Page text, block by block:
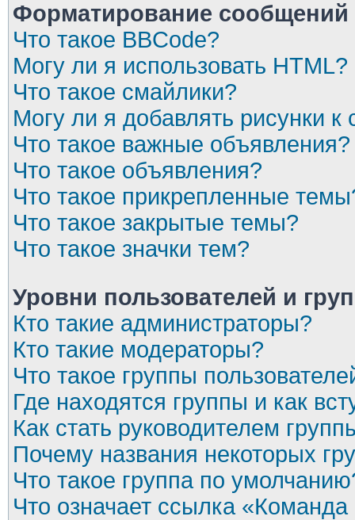
Форматирование
Что такое BBCode?
Могу ли я использовать HTML?
Что такое смайлики?
Могу ли я добавлять рисунки
Что такое важные объявления?
Что такое объявления?
Что такое прикрепленные
Что такое закрытые темы?
Что такое значки тем?
Уровни пользователей и
Кто такие администраторы?
Кто такие модераторы?
Что такое группы
Где находятся группы и как
Как стать руководителем
Почему названия некоторых
Что такое группа по
Что означает ссылка «Команда